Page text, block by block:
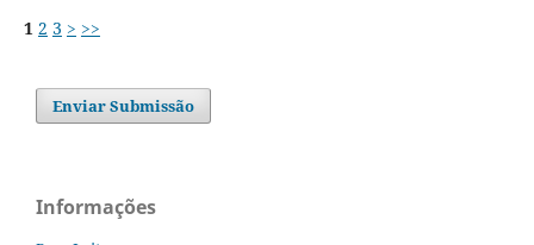
1 2 3 > >>
Enviar Submissão
Informações